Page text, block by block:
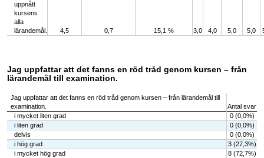
uppnått
kursens
alla
lärandemål.
4,5 0,7 15,1 % 3,0 4,0 5,0 5,0
Jag uppfattar att det fanns en röd tråd genom kursen – från
lärandemål till examination.
Jag uppfattar att det fanns en röd tråd genom kursen – från lärandemål till
examination.
Antal svar
i mycket liten grad
0 (0,0%)
i liten grad
0 (0,0%)
delvis
0 (0,0%)
i hög grad
3 (27,3%)
i mycket hög grad
8 (72,7%)